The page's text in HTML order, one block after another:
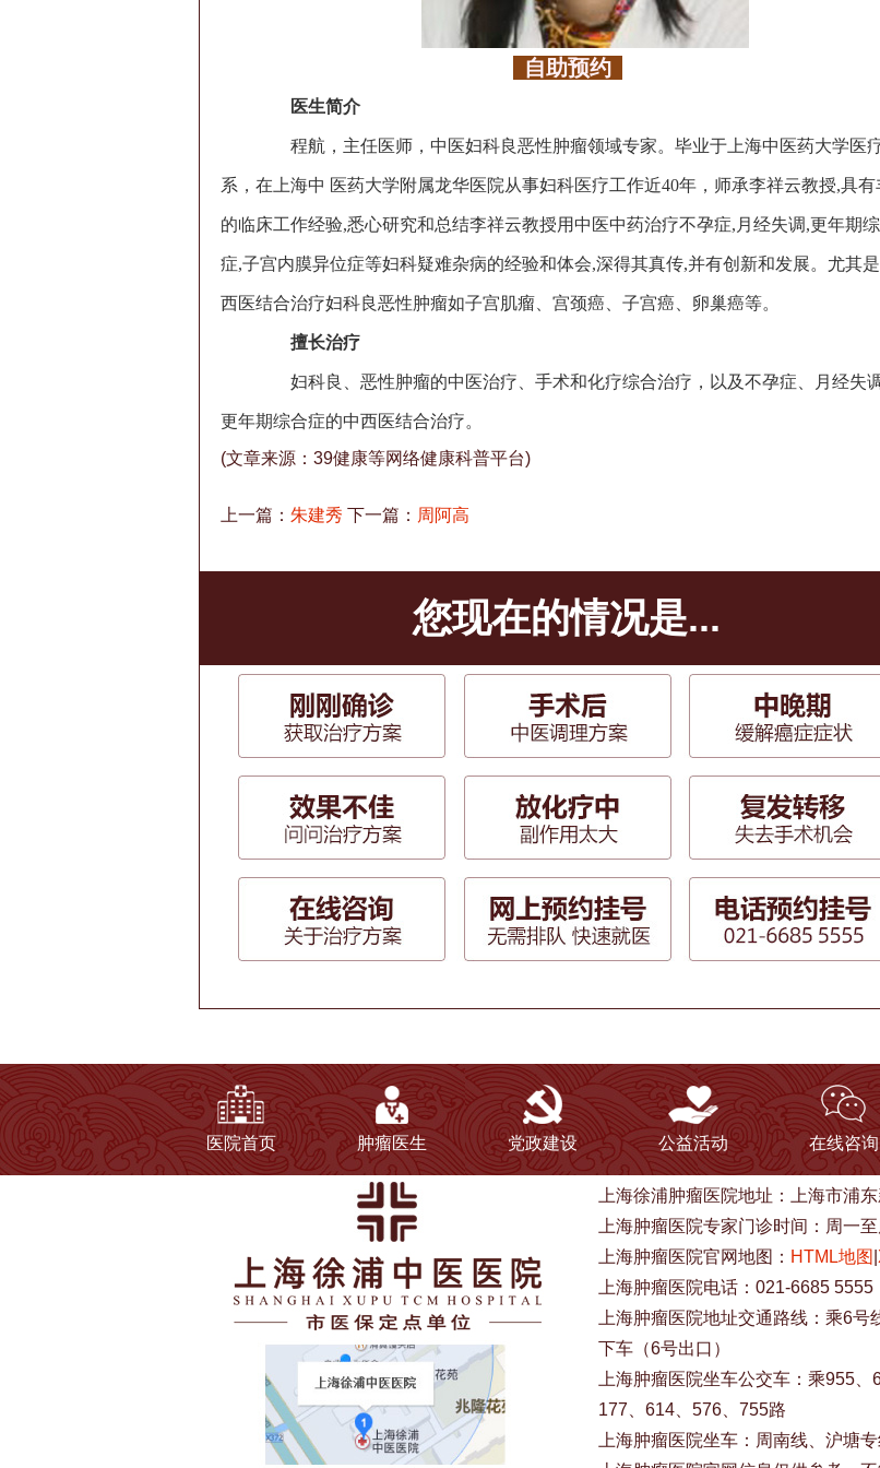
自助预约
医生简介
程航，主任医师，中医妇科良恶性肿瘤领域专家。毕业于上海中医药大学医
系，在上海中 医药大学附属龙华医院从事妇科医疗工作近40年，师承李祥云教授,具有
的临床工作经验,悉心研究和总结李祥云教授用中医中药治疗不孕症,月经失调,更年期
症,子宫内膜异位症等妇科疑难杂病的经验和体会,深得其真传,并有创新和发展。尤其
西医结合治疗妇科良恶性肿瘤如子宫肌瘤、宫颈癌、子宫癌、卵巢癌等。
擅长治疗
妇科良、恶性肿瘤的中医治疗、手术和化疗综合治疗，以及不孕症、月经失调
更年期综合症的中西医结合治疗。
(文章来源：39健康等网络健康科普平台)
上一篇： 朱建秀 下一篇： 周阿高
您现在的情况是...
医院首页 肿瘤医生 党政建设 公益活动 在线咨询
上海徐浦肿瘤医院地址：上海市浦
上海肿瘤医院专家门诊时间：周一
上海肿瘤医院官网地图： HTML地图
上海肿瘤医院电话：021-6685 5555
上海肿瘤医院地址交通路线：乘6
下车（6号出口）
上海肿瘤医院坐车公交车：乘955
177、614、576、755路
上海肿瘤医院坐车：周南线、沪塘